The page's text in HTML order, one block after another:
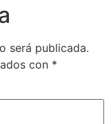
será publicada.
con *